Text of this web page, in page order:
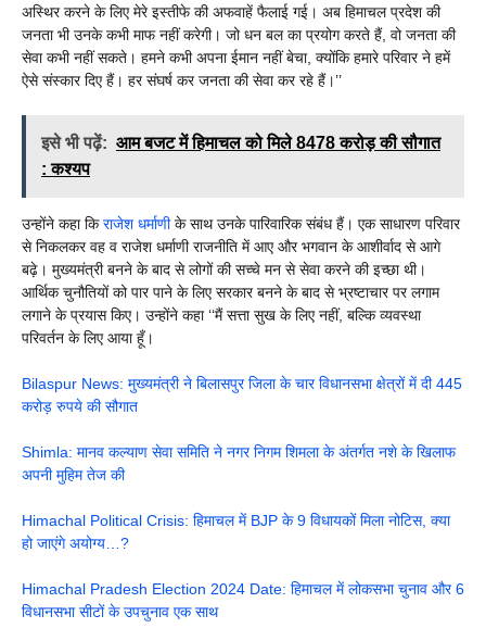
अस्थिर करने के लिए मेरे इस्तीफे की अफवाहें फैलाई गई। अब हिमाचल प्रदेश की
जनता भी उनके कभी माफ नहीं करेगी। जो धन बल का प्रयोग करते हैं, वो जनता की
सेवा कभी नहीं सकते। हमने कभी अपना ईमान नहीं बेचा, क्योंकि हमारे परिवार ने हमें
ऐसे संस्कार दिए हैं। हर संघर्ष कर जनता की सेवा कर रहे हैं।’’
इसे भी पढ़ें: आम बजट में हिमाचल को मिले 8478 करोड़ की सौगात
: कश्यप
उन्होंने कहा किराजेश धर्माणीके साथ उनके पारिवारिक संबंध हैं। एक साधारण परिवार
से निकलकर वह व राजेश धर्माणी राजनीति में आए और भगवान के आशीर्वाद से आगे
बढ़े। मुख्यमंत्री बनने के बाद से लोगों की सच्चे मन से सेवा करने की इच्छा थी।
आर्थिक चुनौतियों को पार पाने के लिए सरकार बनने के बाद से भ्रष्टाचार पर लगाम
लगाने के प्रयास किए। उन्होंने कहा ‘‘मैं सत्ता सुख के लिए नहीं, बल्कि व्यवस्था
परिवर्तन के लिए आया हूँ।
Bilaspur News: मुख्यमंत्री ने बिलासपुर जिला के चार विधानसभा क्षेत्रों में दी 445
करोड़ रुपये की सौगात
Shimla: मानव कल्याण सेवा समिति ने नगर निगम शिमला के अंतर्गत नशे के खिलाफ
अपनी मुहिम तेज की
Himachal Political Crisis: हिमाचल में BJP के 9 विधायकों मिला नोटिस, क्या
हो जाएंगे अयोग्य…?
Himachal Pradesh Election 2024 Date: हिमाचल में लोकसभा चुनाव और 6
विधानसभा सीटों के उपचुनाव एक साथ